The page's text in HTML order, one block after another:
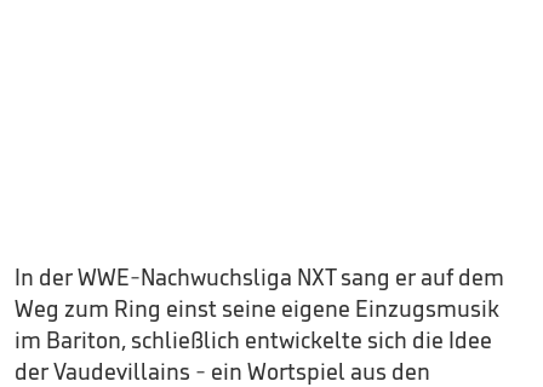
In der WWE-Nachwuchsliga NXT sang er auf dem
Weg zum Ring einst seine eigene Einzugsmusik
im Bariton, schließlich entwickelte sich die Idee
der Vaudevillains - ein Wortspiel aus den